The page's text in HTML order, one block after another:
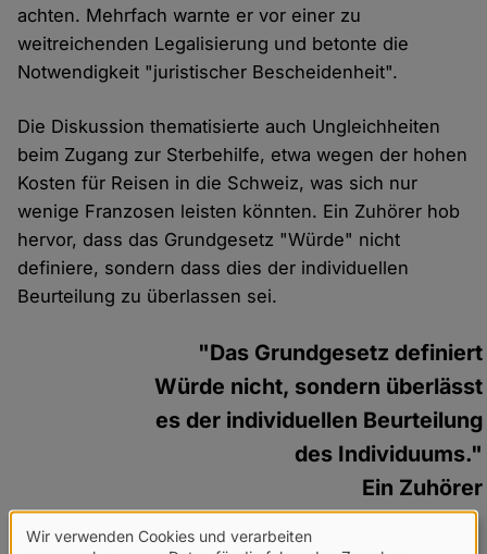
achten. Mehrfach warnte er vor einer zu
weitreichenden Legalisierung und betonte die
Notwendigkeit "juristischer Bescheidenheit".
Die Diskussion thematisierte auch Ungleichheiten
beim Zugang zur Sterbehilfe, etwa wegen der hohen
Kosten für Reisen in die Schweiz, was sich nur
wenige Franzosen leisten könnten. Ein Zuhörer hob
hervor, dass das Grundgesetz "Würde" nicht
definiere, sondern dass dies der individuellen
Beurteilung zu überlassen sei.
"Das Grundgesetz definiert
Würde nicht, sondern überlässt
es der individuellen Beurteilung
des Individuums."
Ein Zuhörer
Zum Abschluss rief Jean-François Delfraissy zu
Wir verwenden Cookies und verarbeiten